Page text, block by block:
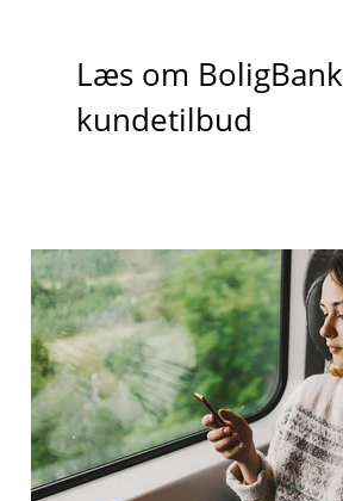
Læs om BoligBank
kundetilbud